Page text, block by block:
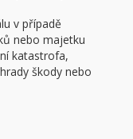
v případě
nebo majetku
katastrofa,
škody nebo